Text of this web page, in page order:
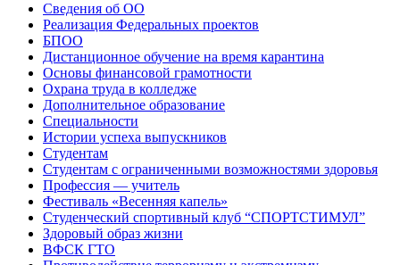
Сведения об ОО
Реализация Федеральных проектов
БПОО
Дистанционное обучение на время карантина
Основы финансовой грамотности
Охрана труда в колледже
Дополнительное образование
Специальности
Истории успеха выпускников
Студентам
Студентам с ограниченными возможностями здоровья
Профессия — учитель
Фестиваль «Весенняя капель»
Студенческий спортивный клуб “СПОРТСТИМУЛ”
Здоровый образ жизни
ВФСК ГТО